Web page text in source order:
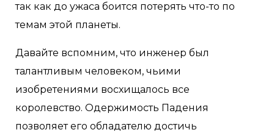
так как до ужаса боится потерять что-то по
темам этой планеты.
Давайте вспомним, что инженер был
талантливым человеком, чьими
изобретениями восхищалось все
королевство. Одержимость Падения
позволяет его обладателю достичь